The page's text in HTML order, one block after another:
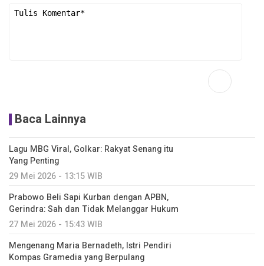
Baca Lainnya
Lagu MBG Viral, Golkar: Rakyat Senang itu
Yang Penting
29 Mei 2026 - 13:15 WIB
Prabowo Beli Sapi Kurban dengan APBN,
Gerindra: Sah dan Tidak Melanggar Hukum
27 Mei 2026 - 15:43 WIB
Mengenang Maria Bernadeth, Istri Pendiri
Kompas Gramedia yang Berpulang